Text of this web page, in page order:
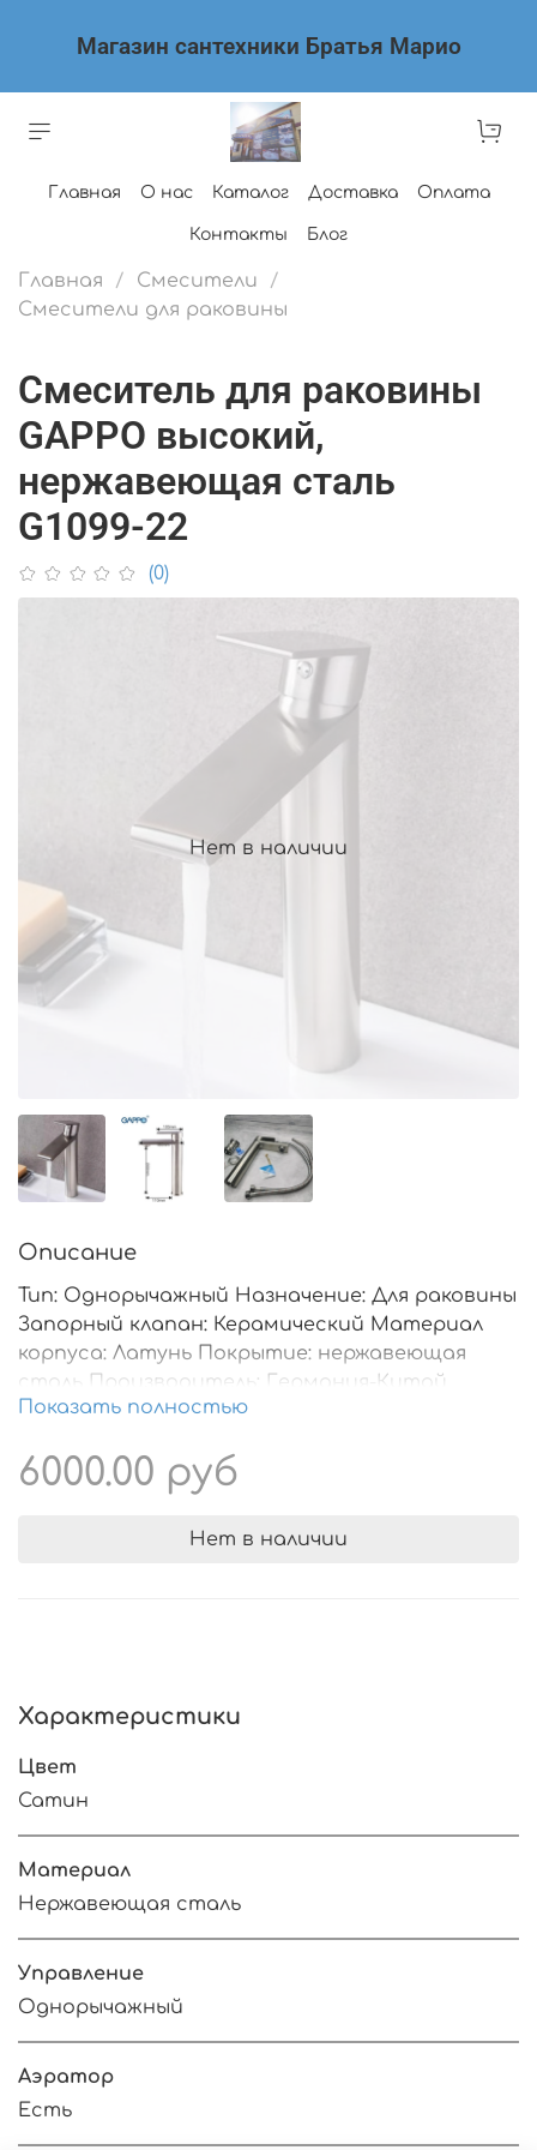
Магазин сантехники Братья Марио
Главная О нас Каталог Доставка Оплата
Контакты Блог
Главная
Смесители
Смесители для раковины
Смеситель для раковины
GAPPO высокий,
нержавеющая сталь
G1099-22
(0)
Нет в наличии
Описание
Тип: Однорычажный Назначение: Для раковины
Запорный клапан: Керамический Материал
корпуса: Латунь Покрытие: нержавеющая
сталь Производитель: Германия-Китай
Показать полностью
6000.00 руб
Нет в наличии
Характеристики
Цвет
Сатин
Материал
Нержавеющая сталь
Управление
Однорычажный
Аэратор
Есть